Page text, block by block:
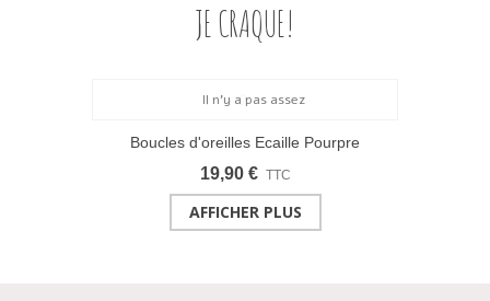
JE CRAQUE!
Boucles d'oreilles Ecaille Pourpre
19,90 € TTC
AFFICHER PLUS